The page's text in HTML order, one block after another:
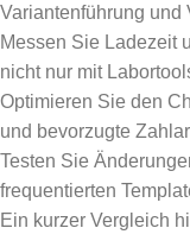
Variantenführung und
Messen Sie Ladezeit
nicht nur mit
Optimieren Sie den
und bevorzugte
Testen Sie
frequentierten
Ein kurzer Vergleich